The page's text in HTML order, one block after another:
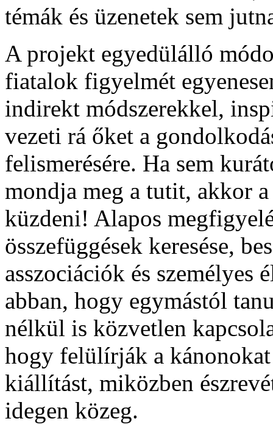
témák és üzenetek sem
A projekt egyedülálló
fiatalok figyelmét
indirekt módszerekkel,
vezeti rá őket a
felismerésére. Ha sem
mondja meg a tutit, akkor
küzdeni! Alapos
összefüggések keresése,
asszociációk és személyes
abban, hogy egymástól
nélkül is közvetlen
hogy felülírják a kánonokat
kiállítást, miközben
idegen közeg.